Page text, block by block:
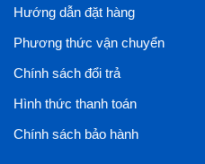
Hướng dẫn đặt hàng
Phương thức vận chuyển
Chính sách đổi trả
Hình thức thanh toán
Chính sách bảo hành